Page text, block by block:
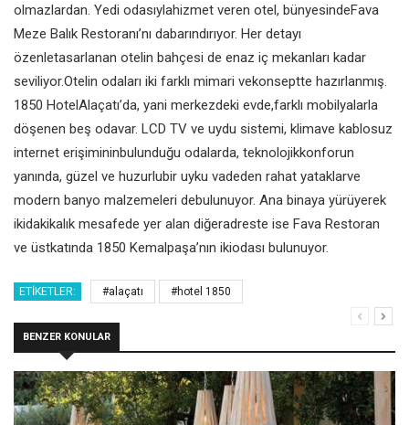
olmazlardan. Yedi odasıylahizmet veren otel, bünyesindeFava
Meze Balık Restoranı’nı dabarındırıyor. Her detayı
özenletasarlanan otelin bahçesi de enaz iç mekanları kadar
seviliyor.Otelin odaları iki farklı mimari vekonseptte hazırlanmış.
1850 HotelAlaçatı’da, yani merkezdeki evde,farklı mobilyalarla
döşenen beş odavar. LCD TV ve uydu sistemi, klimave kablosuz
internet erişimininbulunduğu odalarda, teknolojikkonforun
yanında, güzel ve huzurlubir uyku vadeden rahat yataklarve
modern banyo malzemeleri debulunuyor. Ana binaya yürüyerek
ikidakikalık mesafede yer alan diğeradreste ise Fava Restoran
ve üstkatında 1850 Kemalpaşa’nın ikiodası bulunuyor.
ETIKETLER: #alaçatı #hotel 1850
BENZER KONULAR